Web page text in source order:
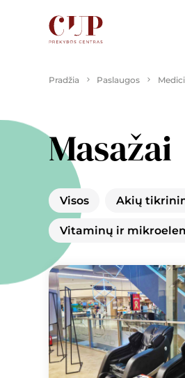
Pradžia Paslaugos
Masažai
Visos Akių
Vitaminų ir